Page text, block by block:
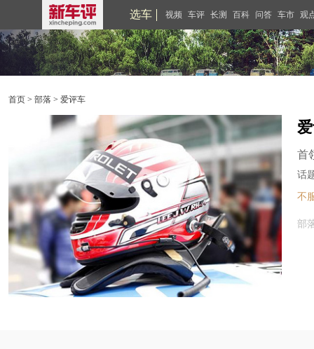
选车 视频 车评 长测 百科 问答 车市 观
首页 > 部落 > 爱评车
首
话
不
部